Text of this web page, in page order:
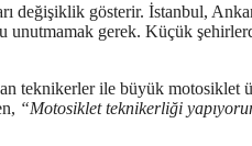
değişiklik gösterir. İstanbul,
gerek. Küçük
teknikerler ile büyük
“Motosiklet teknikerliği